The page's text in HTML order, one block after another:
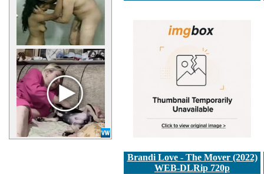
Brandi Love - The Mover (2022)
WEB-DLRip 720p